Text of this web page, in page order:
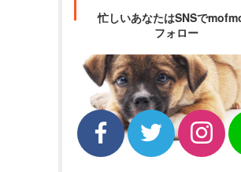
忙しいあなたはSNSで
フォロー